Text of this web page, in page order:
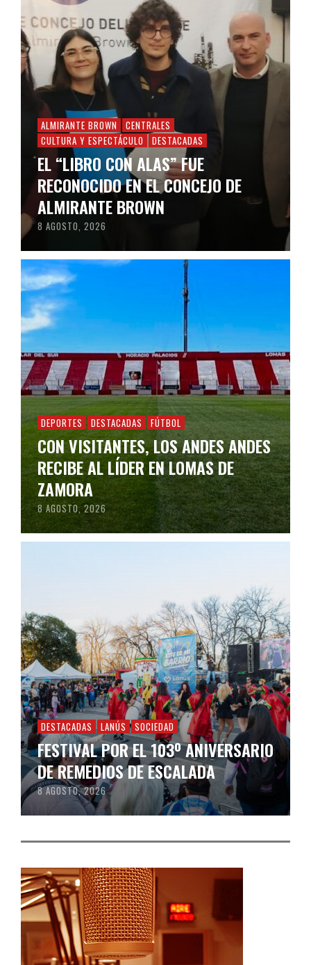
ALMIRANTE BROWN
CENTRALES
CULTURA Y ESPECTÁCULO
DESTACADAS
EL “LIBRO CON ALAS” FUE
RECONOCIDO EN EL CONCEJO DE
ALMIRANTE BROWN
8 AGOSTO, 2026
DEPORTES DESTACADAS FÚTBOL
CON VISITANTES, LOS ANDES ANDES
RECIBE AL LÍDER EN LOMAS DE
ZAMORA
8 AGOSTO, 2026
DESTACADAS LANÚS SOCIEDAD
FESTIVAL POR EL 103º ANIVERSARIO
DE REMEDIOS DE ESCALADA
8 AGOSTO, 2026